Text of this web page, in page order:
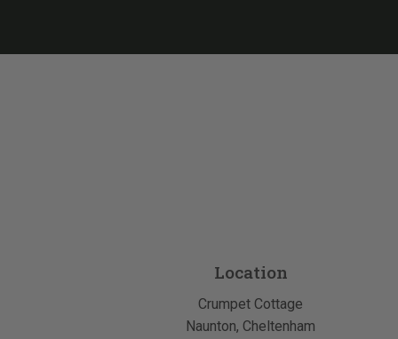
Location
Crumpet Cottage
Naunton, Cheltenham